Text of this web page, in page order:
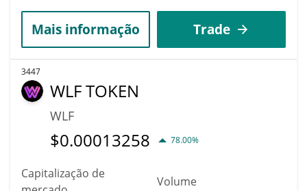
Mais informação Trade
3447
WLF TOKEN
WLF
$0.00013258 78.00%
Capitalização de
Volume